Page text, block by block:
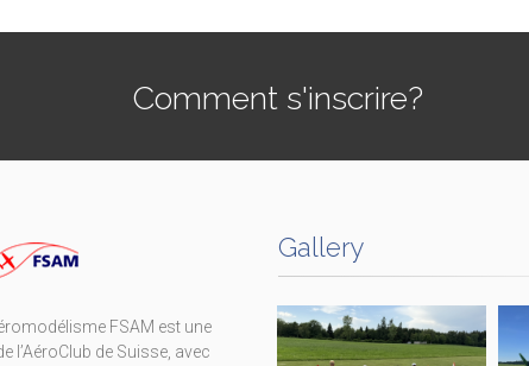
Comment s'inscrire?
FSAM est une
l’AéroClub de Suisse, avec
Gallery